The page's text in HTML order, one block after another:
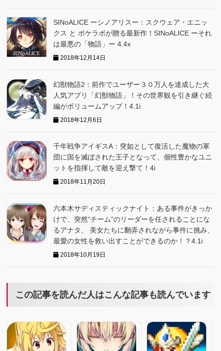
SINoALICE ーシノアリスー：スクウェア・エニッ
クス と ポケラボが贈る最新作！SINoALICE ーそれ
は最悪の「物語」ー 4.4x
2018年12月14日
幻獣物語2：前作でユーザー３０万人を達成した大
人気アプリ「幻獣物語」！その世界観を引き継ぐ続
編がボリュームアップ！4.1i
2018年12月6日
千年戦争アイギスA：突如として復活した魔物の軍
団に国を滅ぼされた王子となって、個性豊かなユニ
ットを指揮して敵を迎え撃て！4i
2018年11月20日
六本木サディスティックナイト：ある事件がきっか
けで、突然“チーム”のリーダーを任されることにな
るアナタ。 美女たちに翻弄されながら事件に挑み、
最愛の女性を救い出すことができるのか！？4.1i
2018年10月19日
この記事を読んだ人はこんな記事も読んでいます